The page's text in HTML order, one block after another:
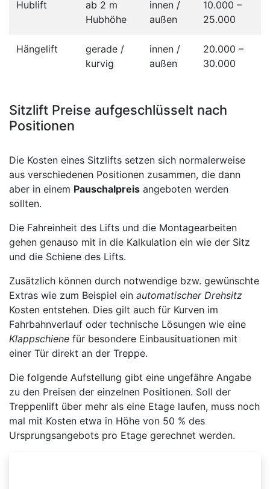
Hublift
ab 2 m
Hubhöhe
innen /
außen
10.000 –
25.000
Hängelift
gerade /
kurvig
innen /
außen
20.000 –
30.000
Sitzlift Preise aufgeschlüsselt nach
Positionen
Die Kosten eines Sitzlifts setzen sich normalerweise
aus verschiedenen Positionen zusammen, die dann
aber in einem Pauschalpreis angeboten werden
sollten.
Die Fahreinheit des Lifts und die Montagearbeiten
gehen genauso mit in die Kalkulation ein wie der Sitz
und die Schiene des Lifts.
Zusätzlich können durch notwendige bzw. gewünschte
Extras wie zum Beispiel ein automatischer Drehsitz
Kosten entstehen. Dies gilt auch für Kurven im
Fahrbahnverlauf oder technische Lösungen wie eine
Klappschiene für besondere Einbausituationen mit
einer Tür direkt an der Treppe.
Die folgende Aufstellung gibt eine ungefähre Angabe
zu den Preisen der einzelnen Positionen. Soll der
Treppenlift über mehr als eine Etage laufen, muss noch
mal mit Kosten etwa in Höhe von 50 % des
Ursprungsangebots pro Etage gerechnet werden.